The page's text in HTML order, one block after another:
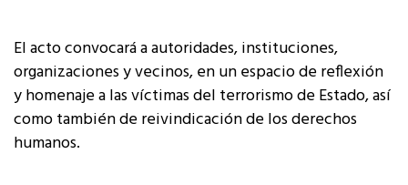
El acto convocará a autoridades, instituciones,
organizaciones y vecinos, en un espacio de reflexión
y homenaje a las víctimas del terrorismo de Estado, así
como también de reivindicación de los derechos
humanos.